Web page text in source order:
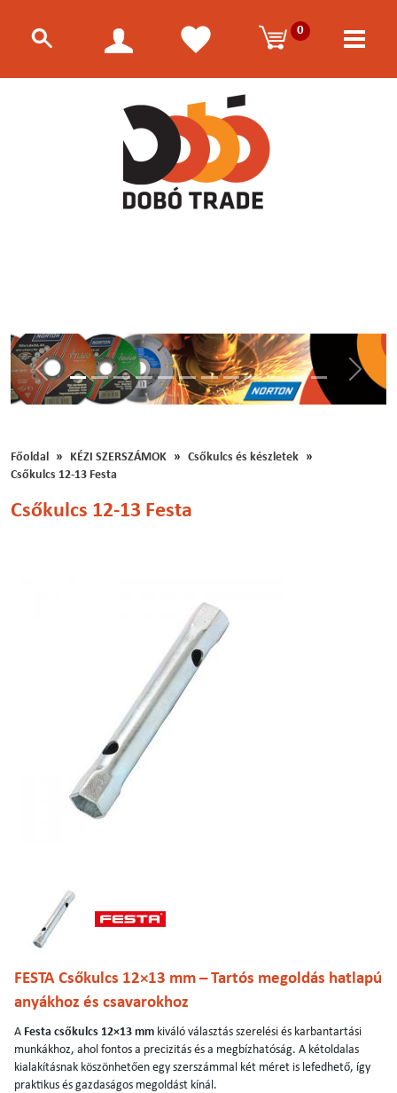
0
Előző
Főoldal KÉZI SZERSZÁMOK
Csőkulcs és készletek
Csőkulcs 12-13 Festa
Csőkulcs 12-13 Festa
FESTA Csőkulcs 12×13 mm – Tartós megoldás hatlapú
anyákhoz és csavarokhoz
A Festa csőkulcs 12×13 mm kiváló választás szerelési és karbantartási
munkákhoz, ahol fontos a precizitás és a megbízhatóság. A kétoldalas
kialakításnak köszönhetően egy szerszámmal két méret is lefedhető, így
praktikus és gazdaságos megoldást kínál.